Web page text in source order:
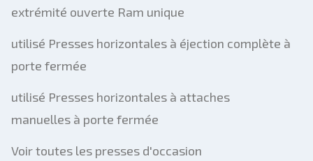
extrémité ouverte Ram unique
utilisé Presses horizontales à éjection complète à
porte fermée
utilisé Presses horizontales à attaches
manuelles à porte fermée
Voir toutes les presses d'occasion